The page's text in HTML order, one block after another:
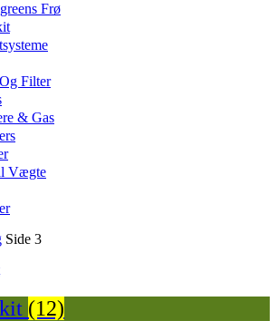
Frø
Filter
& Gas
Vægte
Side 3
(12)